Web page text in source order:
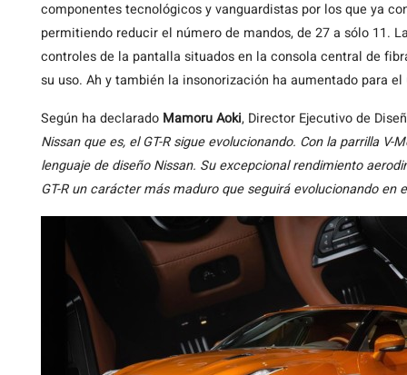
componentes tecnológicos y vanguardistas por los que ya
permitiendo reducir el número de mandos, de 27 a sólo 11.
controles de la pantalla situados en la consola central de
su uso. Ah y también la insonorización ha aumentado para
Según ha declarado Mamoru Aoki, Director Ejecutivo de
Nissan que es, el GT-R sigue evolucionando. Con la parrilla
lenguaje de diseño Nissan. Su excepcional rendimiento
GT-R un carácter más maduro que seguirá evolucionando en